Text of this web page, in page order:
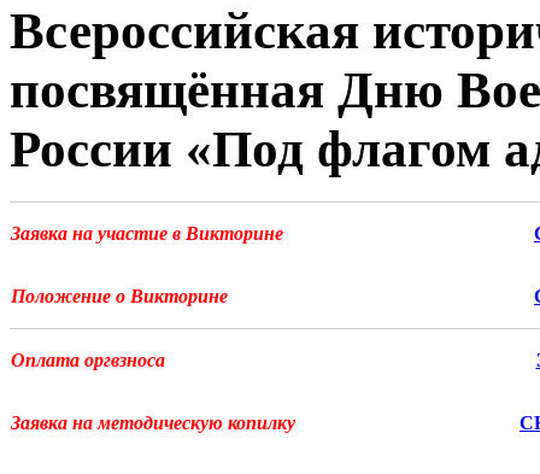
Всероссийская
посвящённая Дню
России «Под флагом
Заявка на участие в Викторине
Положение о Викторине
Оплата оргвзноса
Заявка на методическую копилку